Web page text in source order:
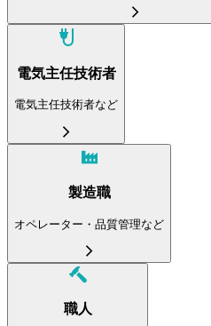
電気主任技術者
電気主任技術者など
製造職
オペレーター・品質管理など
職人